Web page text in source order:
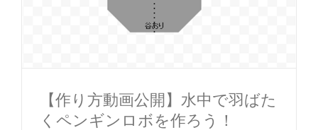
【作り方動画公開】水中で羽ばた
くペンギンロボを作ろう！